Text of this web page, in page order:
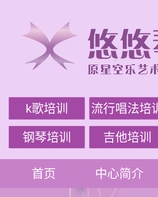
k歌培训 流行唱法培训
钢琴培训 吉他培训
首页 中心简介